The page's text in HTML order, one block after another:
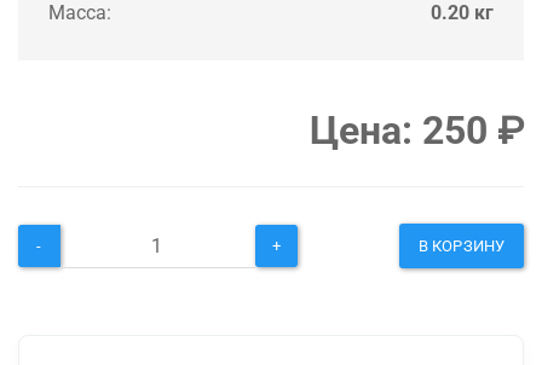
Масса: 0.20 кг
Цена: 250 ₽
- + В КОРЗИНУ